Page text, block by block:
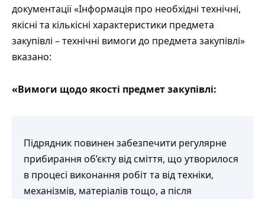
документації «Інформація про необхідні технічні,
якісні та кількісні характеристики предмета
закупівлі – технічні вимоги до предмета закупівлі»
вказано:
«Вимоги щодо якості предмет закупівлі:
Підрядник повинен забезпечити регулярне
прибирання об’єкту від сміття, що утворилося
в процесі виконання робіт та від техніки,
механізмів, матеріалів тощо, а після